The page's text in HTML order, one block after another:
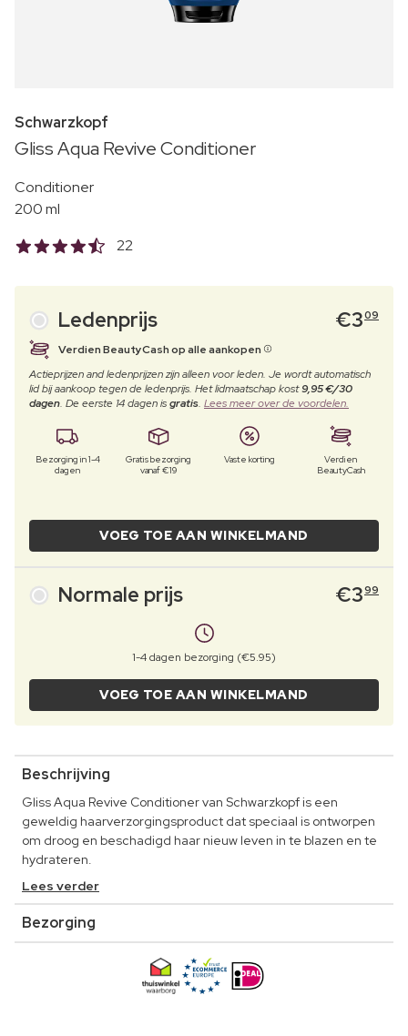
Schwarzkopf
Gliss Aqua Revive Conditioner
Conditioner
200 ml
22
Ledenprijs €309
Verdien BeautyCash op alle aankopen
Actieprijzen and ledenprijzen zijn alleen voor leden. Je wordt automatisch
lid bij aankoop tegen de ledenprijs. Het lidmaatschap kost9,95 €/30
dagen. De eerste 14 dagen isgratis. Lees meer over de voordelen.
Bezorging in 1-4
dagen
Gratis bezorging
vanaf €19
Vaste korting
Verdien
BeautyCash
VOEG TOE AAN WINKELMAND
Normale prijs €399
1-4 dagen bezorging (€5.95)
VOEG TOE AAN WINKELMAND
Beschrijving
Gliss Aqua Revive Conditioner van Schwarzkopf is een
geweldig haarverzorgingsproduct dat speciaal is ontworpen
om droog en beschadigd haar nieuw leven in te blazen en te
hydrateren.
Lees verder
Bezorging